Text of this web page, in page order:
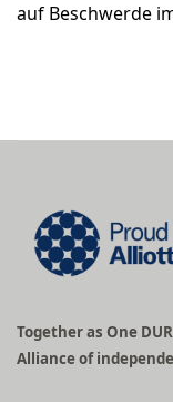
auf Beschwerde
Together as One
Alliance of